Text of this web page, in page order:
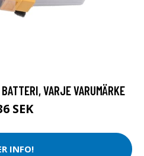
VARJE VARUMÄRKE
SEK
INFO!